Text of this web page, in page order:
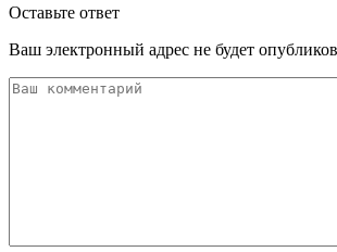
Оставьте ответ
Ваш электронный адрес не будет